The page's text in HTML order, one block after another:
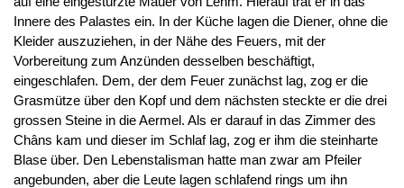
Innere des Palastes ein. In der Küche lagen die Diener, ohne die
Kleider auszuziehen, in der Nähe des Feuers, mit der
Vorbereitung zum Anzünden desselben beschäftigt,
eingeschlafen. Dem, der dem Feuer zunächst lag, zog er die
Grasmütze über den Kopf und dem nächsten steckte er die drei
grossen Steine in die Aermel. Als er darauf in das Zimmer des
Châns kam und dieser im Schlaf lag, zog er ihm die steinharte
Blase über. Den Lebenstalisman hatte man zwar am Pfeiler
angebunden, aber die Leute lagen schlafend rings um ihn